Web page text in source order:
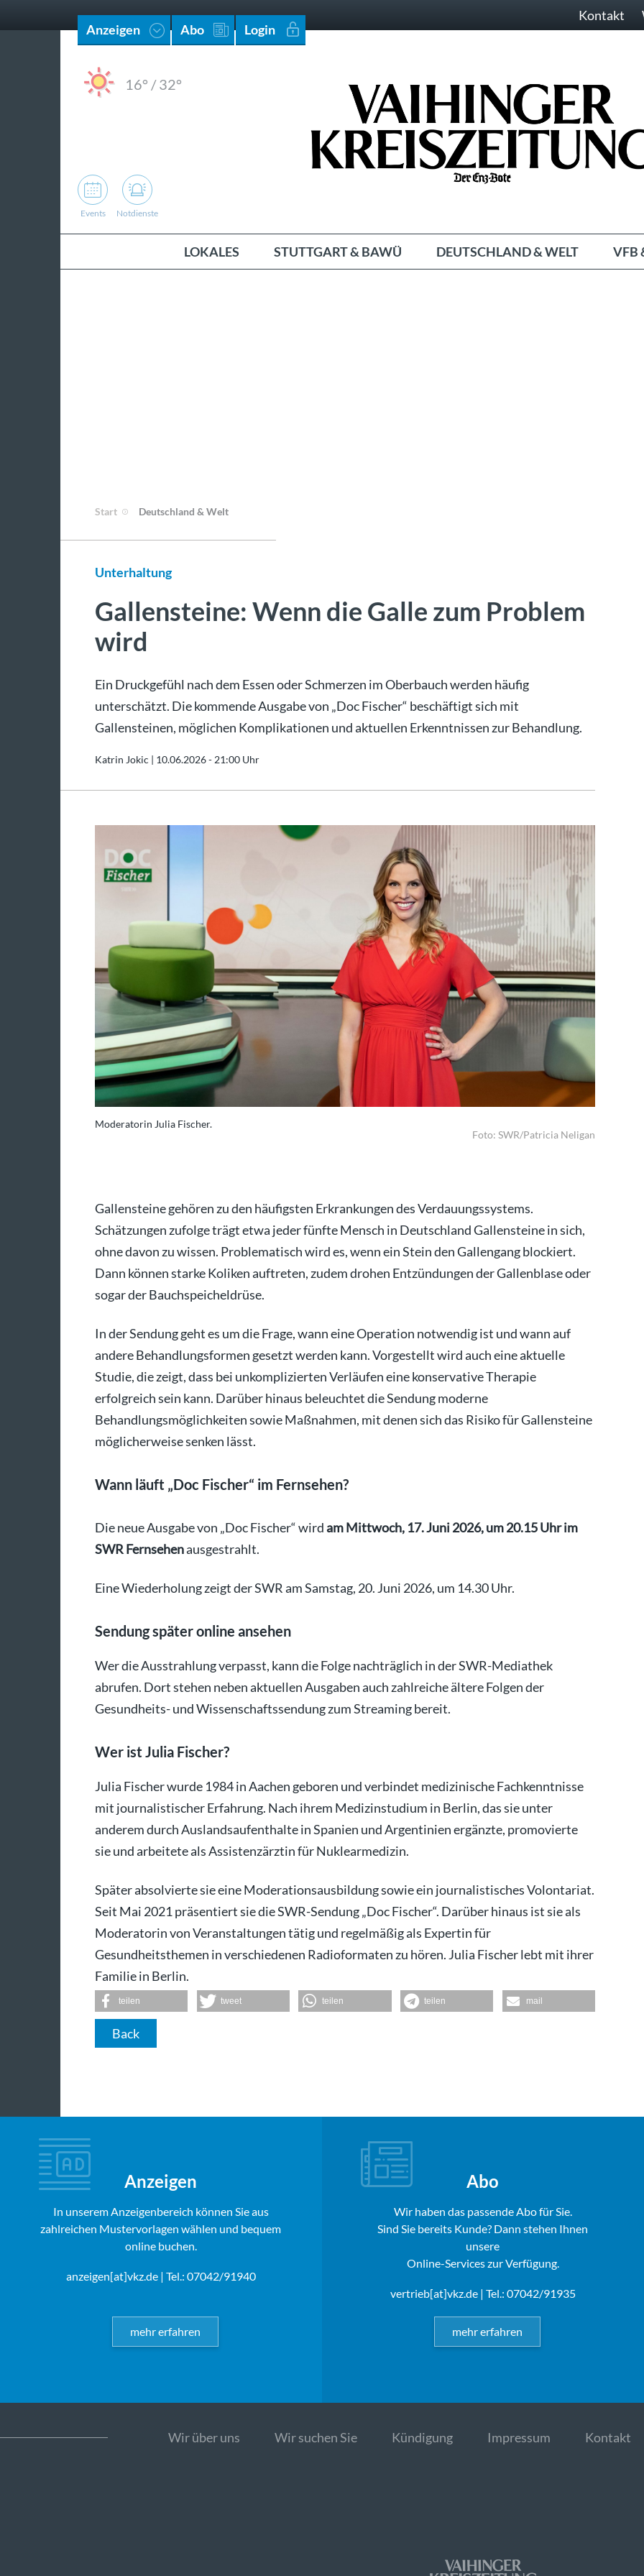
Anzeigen Abo Login
Kontakt
16° /32°
Events Notdienste
LOKALES STUTTGART & BAWÜ DEUTSCHLAND & WELT VFB
Start Deutschland & Welt
Unterhaltung
Gallensteine: Wenn die Galle zum Problem
wird
Ein Druckgefühl nach dem Essen oder Schmerzen im Oberbauch werden häufig
unterschätzt. Die kommende Ausgabe von „Doc Fischer“ beschäftigt sich mit
Gallensteinen, möglichen Komplikationen und aktuellen Erkenntnissen zur Behandlung.
Katrin Jokic | 10.06.2026 - 21:00 Uhr
Moderatorin Julia Fischer.
Foto: SWR/Patricia Neligan
Gallensteine gehören zu den häufigsten Erkrankungen des Verdauungssystems.
Schätzungen zufolge trägt etwa jeder fünfte Mensch in Deutschland Gallensteine in sich,
ohne davon zu wissen. Problematisch wird es, wenn ein Stein den Gallengang blockiert.
Dann können starke Koliken auftreten, zudem drohen Entzündungen der Gallenblase oder
sogar der Bauchspeicheldrüse.
In der Sendung geht es um die Frage, wann eine Operation notwendig ist und wann auf
andere Behandlungsformen gesetzt werden kann. Vorgestellt wird auch eine aktuelle
Studie, die zeigt, dass bei unkomplizierten Verläufen eine konservative Therapie
erfolgreich sein kann. Darüber hinaus beleuchtet die Sendung moderne
Behandlungsmöglichkeiten sowie Maßnahmen, mit denen sich das Risiko für Gallensteine
möglicherweise senken lässt.
Wann läuft „Doc Fischer“ im Fernsehen?
Die neue Ausgabe von „Doc Fischer“ wirdam Mittwoch, 17. Juni 2026, um 20.15 Uhr im
SWR Fernsehenausgestrahlt.
Eine Wiederholung zeigt der SWR am Samstag, 20. Juni 2026, um 14.30 Uhr.
Sendung später online ansehen
Wer die Ausstrahlung verpasst, kann die Folge nachträglich in der SWR-Mediathek
abrufen. Dort stehen neben aktuellen Ausgaben auch zahlreiche ältere Folgen der
Gesundheits- und Wissenschaftssendung zum Streaming bereit.
Wer ist Julia Fischer?
Julia Fischer wurde 1984 in Aachen geboren und verbindet medizinische Fachkenntnisse
mit journalistischer Erfahrung. Nach ihrem Medizinstudium in Berlin, das sie unter
anderem durch Auslandsaufenthalte in Spanien und Argentinien ergänzte, promovierte
sie und arbeitete als Assistenzärztin für Nuklearmedizin.
Später absolvierte sie eine Moderationsausbildung sowie ein journalistisches Volontariat.
Seit Mai 2021 präsentiert sie die SWR-Sendung „Doc Fischer“. Darüber hinaus ist sie als
Moderatorin von Veranstaltungen tätig und regelmäßig als Expertin für
Gesundheitsthemen in verschiedenen Radioformaten zu hören. Julia Fischer lebt mit ihrer
Familie in Berlin.
teilen tweet teilen teilen mail
Back
Anzeigen
In unserem Anzeigenbereich können Sie aus
zahlreichen Mustervorlagen wählen und bequem
online buchen.
anzeigen[at]vkz.de| Tel.: 07042/91940
mehr erfahren
Abo
Wir haben das passende Abo für Sie.
Sind Sie bereits Kunde? Dann stehen Ihnen
unsere
Online-Services zur Verfügung.
vertrieb[at]vkz.de| Tel.: 07042/91935
mehr erfahren
Wir über uns Wir suchen Sie Kündigung Impressum Kontakt